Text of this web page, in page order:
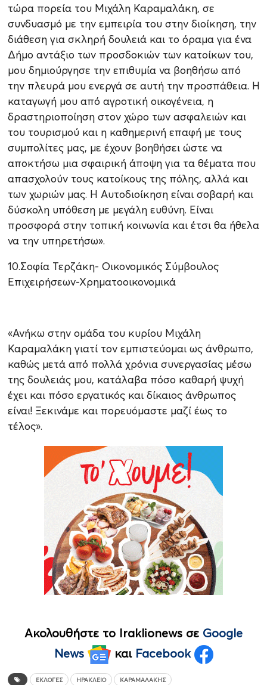
τώρα πορεία του Μιχάλη Καραμαλάκη, σε
συνδυασμό με την εμπειρία του στην διοίκηση, την
διάθεση για σκληρή δουλειά και το όραμα για ένα
Δήμο αντάξιο των προσδοκιών των κατοίκων του,
μου δημιούργησε την επιθυμία να βοηθήσω από
την πλευρά μου ενεργά σε αυτή την προσπάθεια. Η
καταγωγή μου από αγροτική οικογένεια, η
δραστηριοποίηση στον χώρο των ασφαλειών και
του τουρισμού και η καθημερινή επαφή με τους
συμπολίτες μας, με έχουν βοηθήσει ώστε να
αποκτήσω μια σφαιρική άποψη για τα θέματα που
απασχολούν τους κατοίκους της πόλης, αλλά και
των χωριών μας. Η Αυτοδιοίκηση είναι σοβαρή και
δύσκολη υπόθεση με μεγάλη ευθύνη. Eίναι
προσφορά στην τοπική κοινωνία και έτσι θα ήθελα
να την υπηρετήσω».
10.Σοφία Τερζάκη- Οικονομικός Σύμβουλος
Επιχειρήσεων-Χρηματοοικονομικά
«Ανήκω στην ομάδα του κυρίου Μιχάλη
Καραμαλάκη γιατί τον εμπιστεύομαι ως άνθρωπο,
καθώς μετά από πολλά χρόνια συνεργασίας μέσω
της δουλειάς μου, κατάλαβα πόσο καθαρή ψυχή
έχει και πόσο εργατικός και δίκαιος άνθρωπος
είναι! Ξεκινάμε και πορευόμαστε μαζί έως το
τέλος».
Ακολουθήστε το Iraklionews σε Google
News
και Facebook
ΕΚΛΟΓΈΣ ΗΡΆΚΛΕΙΟ ΚΑΡΑΜΑΛΆΚΗΣ